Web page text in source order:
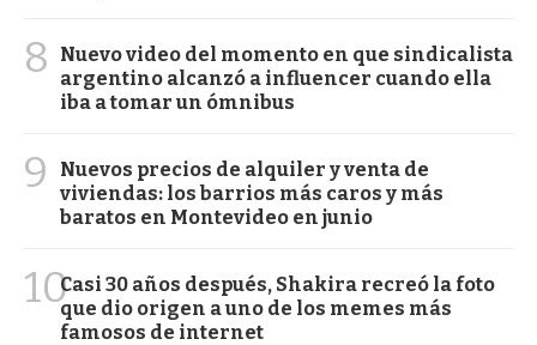
8
Nuevo video del momento en que sindicalista
argentino alcanzó a influencer cuando ella
iba a tomar un ómnibus
9
Nuevos precios de alquiler y venta de
viviendas: los barrios más caros y más
baratos en Montevideo en junio
10Casi 30 años después, Shakira recreó la foto
que dio origen a uno de los memes más
famosos de internet